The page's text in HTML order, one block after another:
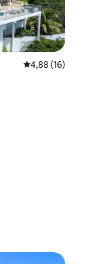
108 Bewertungen
Durchschnittliche
4,88 (16)